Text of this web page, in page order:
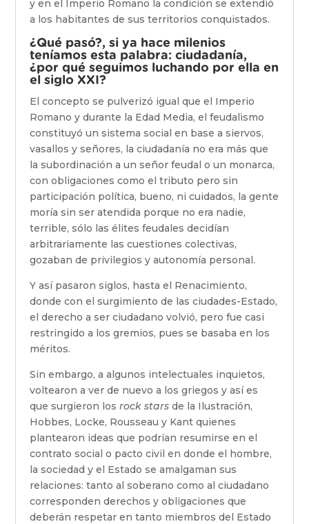
y en el Imperio Romano la condición se extendió
a los habitantes de sus territorios conquistados.
¿Qué pasó?, si ya hace milenios
teníamos esta palabra: ciudadanía,
¿por qué seguimos luchando por ella en
el siglo XXI?
El concepto se pulverizó igual que el Imperio
Romano y durante la Edad Media, el feudalismo
constituyó un sistema social en base a siervos,
vasallos y señores, la ciudadanía no era más que
la subordinación a un señor feudal o un monarca,
con obligaciones como el tributo pero sin
participación política, bueno, ni cuidados, la gente
moría sin ser atendida porque no era nadie,
terrible, sólo las élites feudales decidían
arbitrariamente las cuestiones colectivas,
gozaban de privilegios y autonomía personal.
Y así pasaron siglos, hasta el Renacimiento,
donde con el surgimiento de las ciudades-Estado,
el derecho a ser ciudadano volvió, pero fue casi
restringido a los gremios, pues se basaba en los
méritos.
Sin embargo, a algunos intelectuales inquietos,
voltearon a ver de nuevo a los griegos y así es
que surgieron losrock stars de la Ilustración,
Hobbes, Locke, Rousseau y Kant quienes
plantearon ideas que podrían resumirse en el
contrato social o pacto civil en donde el hombre,
la sociedad y el Estado se amalgaman sus
relaciones: tanto al soberano como al ciudadano
corresponden derechos y obligaciones que
deberán respetar en tanto miembros del Estado